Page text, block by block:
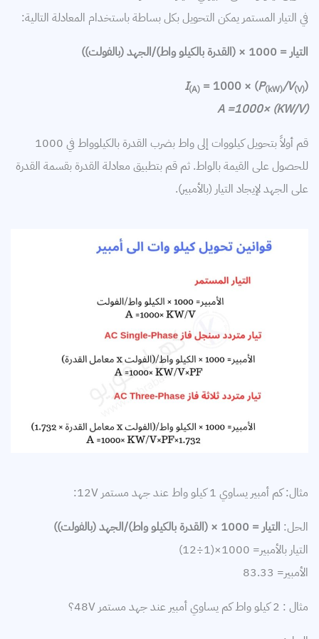
في التيار المستمر يمكن التحويل بكل بساطة باستخدام المعادلة التالية:
التيار = 1000 × (القدرة بالكيلو واط)/الجهد (بالفولت))
(
I(A) = 1000 × (P(kW)/V(V)
A =1000× (KW/V)
قم أولاً بتحويل كيلووات إلى واط بضرب القدرة بالكيلوواط في 1000
للحصول على القيمة بالواط. ثم قم بتطبيق معادلة القدرة بقسمة القدرة
على الجهد لإيجاد التيار (بالأمبير).
مثال: كم أمبير يساوي 1 كيلو واط عند جهد مستمر 12V:
الحل: التيار = 1000 × (القدرة بالكيلو واط)/الجهد (بالفولت))
التيار بالأمبير= 1000×(1÷12)
الأمبير= 83.33
مثال : 2 كيلو واط كم يساوي أمبير عند جهد مستمر 48V؟